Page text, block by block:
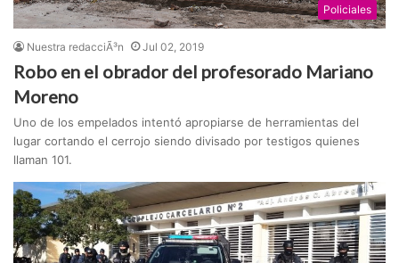
Policiales
Nuestra redacciÃ³n Jul 02, 2019
Robo en el obrador del profesorado Mariano
Moreno
Uno de los empelados intentó apropiarse de herramientas del
lugar cortando el cerrojo siendo divisado por testigos quienes
llaman 101.